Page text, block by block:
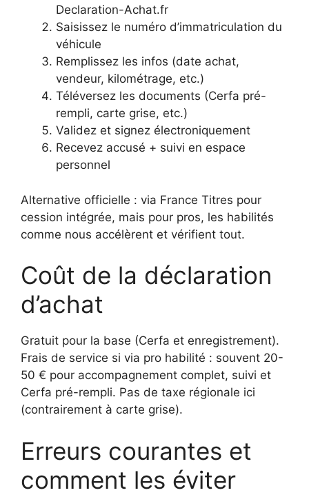
Declaration-Achat.fr
Saisissez le numéro d’immatriculation du
véhicule
Remplissez les infos (date achat,
vendeur, kilométrage, etc.)
Téléversez les documents (Cerfa pré-
rempli, carte grise, etc.)
Validez et signez électroniquement
Recevez accusé + suivi en espace
personnel
Alternative officielle : via France Titres pour
cession intégrée, mais pour pros, les habilités
comme nous accélèrent et vérifient tout.
Coût de la déclaration
d’achat
Gratuit pour la base (Cerfa et enregistrement).
Frais de service si via pro habilité : souvent 20-
50 € pour accompagnement complet, suivi et
Cerfa pré-rempli. Pas de taxe régionale ici
(contrairement à carte grise).
Erreurs courantes et
comment les éviter